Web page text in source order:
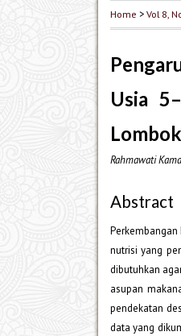
Home >Vol 8,
Usia
Lombok
Rahmawati
Abstract
nutrisi yang
dibutuhkan
asupan
pendekatan
data yang